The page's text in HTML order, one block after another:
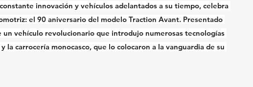
innovación y vehículos adelantados a su tiempo, celebra
el 90 aniversario del modelo Traction Avant. Presentado
vehículo revolucionario que introdujo numerosas tecnologías
la carrocería monocasco, que lo colocaron a la vanguardia de su